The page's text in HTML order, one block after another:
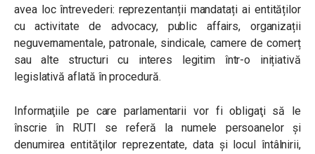
avea loc întrevederi: reprezentanții mandatați ai entităților
cu activitate de advocacy, public affairs, organizații
neguvernamentale, patronale, sindicale, camere de comerț
sau alte structuri cu interes legitim într-o inițiativă
legislativă aflată în procedură.
Informaţiile pe care parlamentarii vor fi obligaţi să le
înscrie în RUTI se referă la numele persoanelor şi
denumirea entităţilor reprezentate, data şi locul întâlnirii,